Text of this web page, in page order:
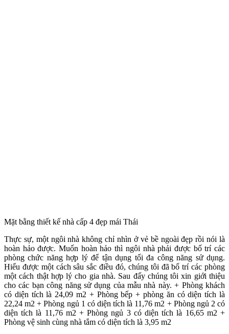
Mặt bằng thiết kế nhà cấp 4 đẹp mái Thái
Thực sự, một ngôi nhà không chỉ nhìn ở vẻ bề ngoài đẹp rồi nói là
hoàn hảo được. Muốn hoàn hảo thì ngôi nhà phải được bố trí các
phòng chức năng hợp lý để tận dụng tối đa công năng sử dụng.
Hiểu được một cách sâu sắc điều đó, chúng tôi đã bố trí các phòng
một cách thật hợp lý cho gia nhà. Sau đấy chúng tôi xin giới thiệu
cho các bạn công năng sử dụng của mẫu nhà này. + Phòng khách
có diện tích là 24,09 m2 + Phòng bếp + phòng ăn có diện tích là
22,24 m2 + Phòng ngủ 1 có diện tích là 11,76 m2 + Phòng ngủ 2 có
diện tích là 11,76 m2 + Phòng ngủ 3 có diện tích là 16,65 m2 +
Phòng vệ sinh cùng nhà tắm có diện tích là 3,95 m2